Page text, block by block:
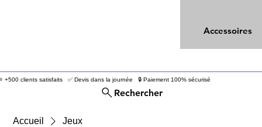
Accessoires
Accueil Jeux
Rechercher
+500 clients satisfaits ✅ Devis dans la journée 🔒 Paiement 100% sécurisé